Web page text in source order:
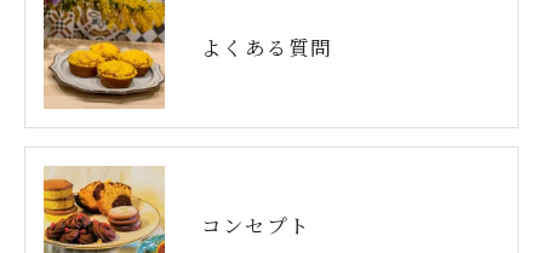
よくある質問
コンセプト